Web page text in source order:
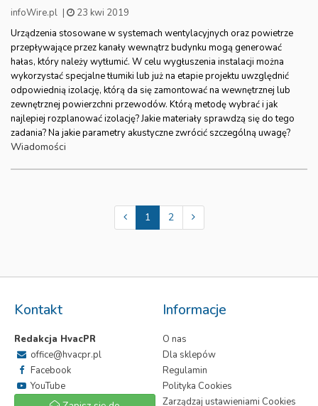
infoWire.pl |
23 kwi 2019
Urządzenia stosowane w systemach wentylacyjnych oraz powietrze
przepływające przez kanały wewnątrz budynku mogą generować
hałas, który należy wytłumić. W celu wygłuszenia instalacji można
wykorzystać specjalne tłumiki lub już na etapie projektu uwzględnić
odpowiednią izolację, którą da się zamontować na wewnętrznej lub
zewnętrznej powierzchni przewodów. Którą metodę wybrać i jak
najlepiej rozplanować izolację? Jakie materiały sprawdzą się do tego
zadania? Na jakie parametry akustyczne zwrócić szczególną uwagę?
Wiadomości
1 2
Kontakt
Redakcja HvacPR
office@hvacpr.pl
Facebook
YouTube
Informacje
O nas
Dla sklepów
Regulamin
Polityka Cookies
Zarządzaj ustawieniami Cookies